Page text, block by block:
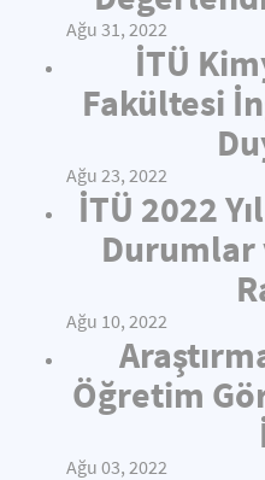
Ağu 31, 2022
İTÜ
Fakültesi
Ağu 23, 2022
İTÜ 2022
Ağu 10, 2022
Öğretim
Ağu 03, 2022